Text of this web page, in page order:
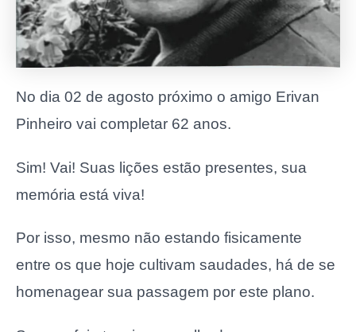
No dia 02 de agosto próximo o amigo Erivan
Pinheiro vai completar 62 anos.
Sim! Vai! Suas lições estão presentes, sua
memória está viva!
Por isso, mesmo não estando fisicamente
entre os que hoje cultivam saudades, há de se
homenagear sua passagem por este plano.